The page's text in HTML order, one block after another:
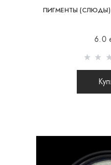
ПИГМЕНТЫ (СЛЮДЫ)
6.0